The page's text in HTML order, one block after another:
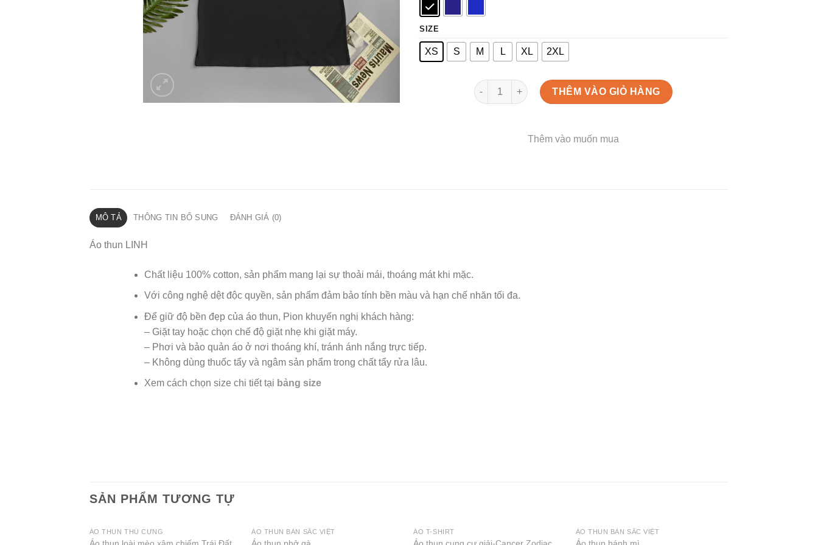
SIZE
XS S M L XL 2XL
Áo thun tên LINH số lượng
THÊM VÀO GIỎ HÀNG
Thêm vào muốn mua
MÔ TẢ THÔNG TIN BỔ SUNG ĐÁNH GIÁ (0)
Áo thun LINH
Chất liệu 100% cotton, sản phẩm mang lại sự thoải mái, thoáng mát khi mặc.
Với công nghệ dệt độc quyền, sản phẩm đảm bảo tính bền màu và hạn chế nhăn tối đa.
Để giữ độ bền đẹp của áo thun, Pion khuyến nghị khách hàng:
– Giặt tay hoặc chọn chế độ giặt nhẹ khi giặt máy.
– Phơi và bảo quản áo ở nơi thoáng khí, tránh ánh nắng trực tiếp.
– Không dùng thuốc tẩy và ngâm sản phẩm trong chất tẩy rửa lâu.
Xem cách chọn size chi tiết tại bảng size
SẢN PHẨM TƯƠNG TỰ
ÁO THUN THÚ CƯNG ÁO THUN BẢN SẮC VIỆT ÁO T-SHIRT ÁO THUN BẢN SẮC VIỆT